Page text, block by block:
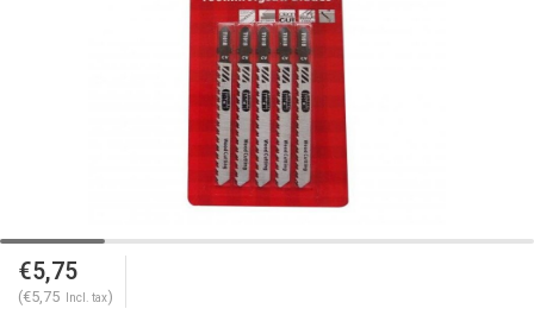
€5,75
(€5,75 Incl. tax)